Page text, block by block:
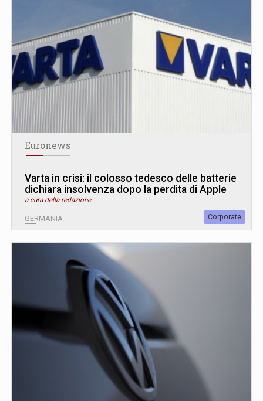
Euronews
Varta in crisi: il colosso tedesco delle batterie
dichiara insolvenza dopo la perdita di Apple
a cura della redazione
GERMANIA Corporate